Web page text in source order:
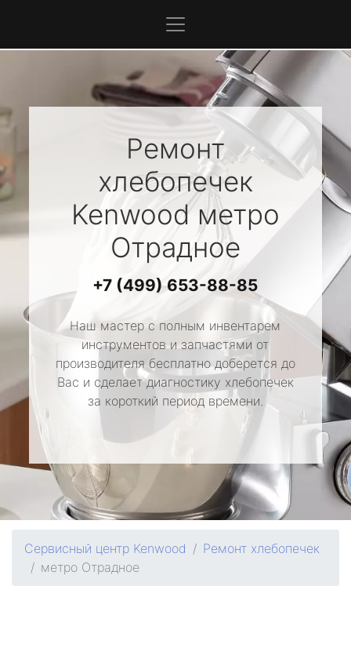
Ремонт
хлебопечек
Kenwoodметро
Отрадное
+7 (499) 653-88-85
Наш мастер с полным инвентарем
инструментов и запчастями от
производителя бесплатно доберется до
Вас и сделает диагностику хлебопечек
за короткий период времени.
Сервисный центр Kenwood
Ремонт хлебопечек
метро Отрадное